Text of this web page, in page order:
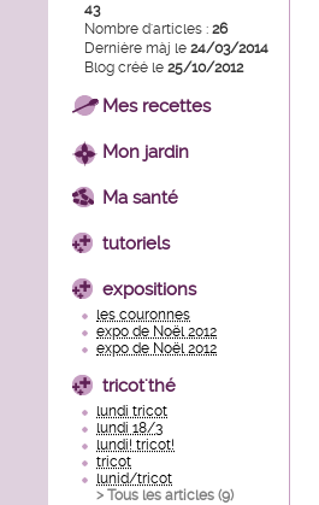
43
Nombre d'articles : 26
Dernière màj le 24/03/2014
Blog créé le 25/10/2012
Mes recettes
Mon jardin
Ma santé
tutoriels
expositions
les couronnes
expo de Noël 2012
expo de Noël 2012
tricot'thé
lundi tricot
lundi 18/3
lundi! tricot!
tricot
lunid/tricot
> Tous les articles (9)